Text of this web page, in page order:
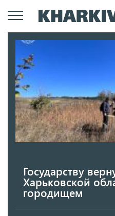
Государству
Харьковской
городищем